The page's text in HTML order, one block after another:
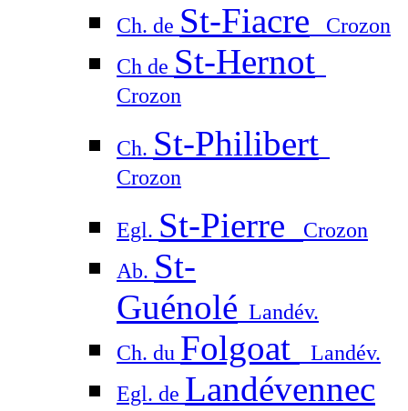
Ch. de St-Fiacre Crozon
Ch de St-Hernot
Crozon
Ch. St-Philibert
Crozon
Egl. St-Pierre
Crozon
Ab. St-
Guénolé Landév.
Ch. du Folgoat
Landév.
Egl. de Landévennec